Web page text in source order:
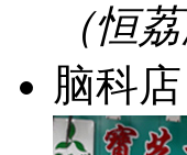
（恒
脑科店